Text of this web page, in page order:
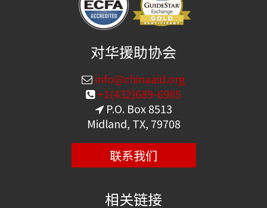
对华援助协会
info@chinaaid.org
+1(432)689-6985
P.O. Box 8513
Midland, TX, 79708
联系我们
相关链接